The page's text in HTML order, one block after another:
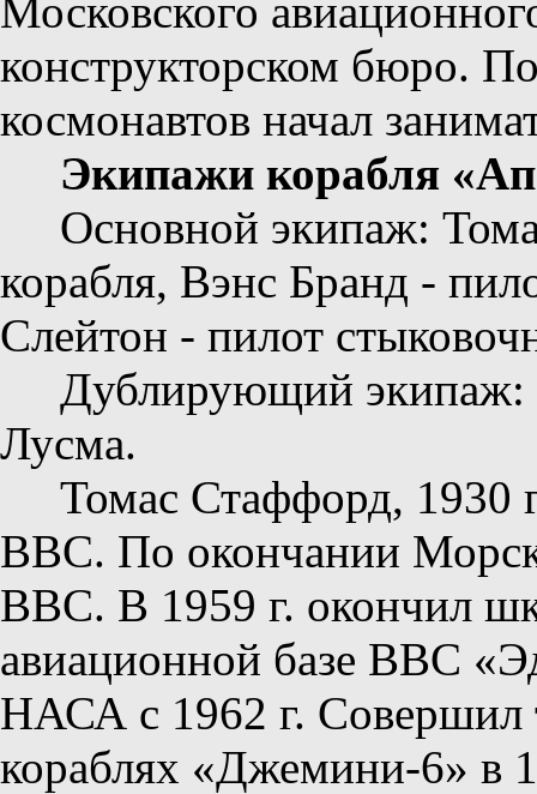
Московского
конструкторском бюро.
космонавтов начал
Экипажи корабля
Основной экипаж:
корабля, Вэнс Бранд -
Слейтон - пилот
Дублирующий экипаж:
Лусма.
Томас Стаффорд, 1930
ВВС. По окончании
ВВС. В 1959 г. окончил
авиационной базе ВВС
НАСА с 1962 г. Совершил
кораблях «Джемини-6» в